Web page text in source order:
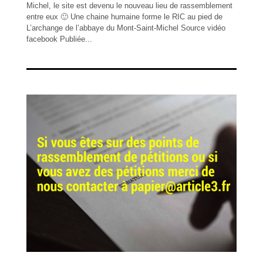
Michel, le site est devenu le nouveau lieu de rassemblement
entre eux 🙂 Une chaine humaine forme le RIC au pied de
L’archange de l’abbaye du Mont-Saint-Michel Source vidéo
facebook Publiée...